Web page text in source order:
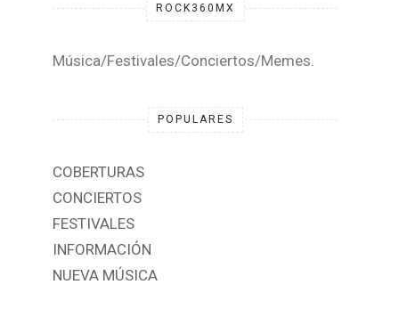
ROCK360MX
Música/Festivales/Conciertos/Memes.
POPULARES
COBERTURAS
CONCIERTOS
FESTIVALES
INFORMACIÓN
NUEVA MÚSICA